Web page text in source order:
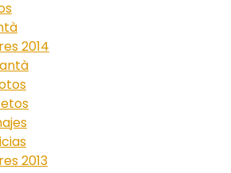
2014
2013